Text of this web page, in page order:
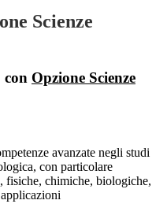
Scienze
con Opzione Scienze
avanzate negli studi
con particolare
fisiche, chimiche, biologiche,